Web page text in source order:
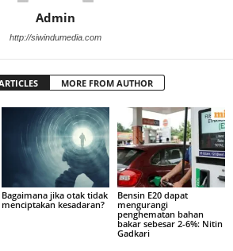
Admin
http://siwindumedia.com
MORE FROM AUTHOR
Bagaimana jika otak tidak
menciptakan kesadaran?
Bensin E20 dapat
mengurangi
penghematan bahan
bakar sebesar 2-6%: Nitin
Gadkari